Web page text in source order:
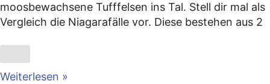
moosbewachsene Tufffelsen ins Tal. Stell dir mal als
Vergleich die Niagarafälle vor. Diese bestehen aus 2
Weiterlesen »